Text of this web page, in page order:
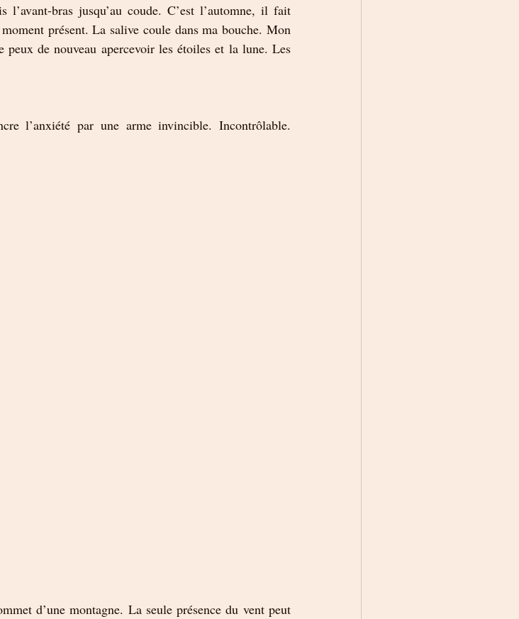
bras jusqu’au coude. C’est l’automne, il fait
présent. La salive coule dans ma bouche. Mon
peux de nouveau apercevoir les étoiles et la lune. Les
l’anxiété par une arme invincible. Incontrôlable.
d’une montagne. La seule présence du vent peut